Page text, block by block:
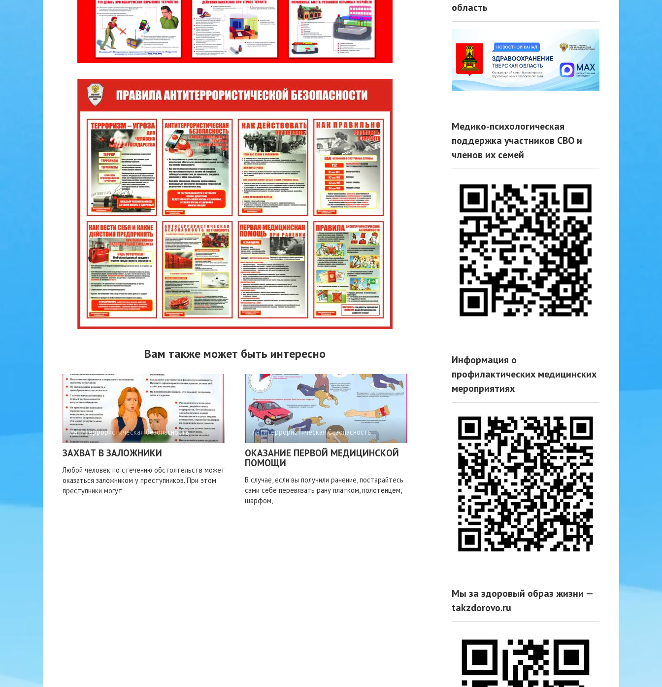
Вам также может быть интересно
Антитеррористическая безопасность
ЗАХВАТ В ЗАЛОЖНИКИ
Любой человек по стечению обстоятельств может
оказаться заложником у преступников. При этом
преступники могут
Антитеррористическая безопасность
ОКАЗАНИЕ ПЕРВОЙ МЕДИЦИНСКОЙ
ПОМОЩИ
В случае, если вы получили ранение, постарайтесь
сами себе перевязать рану платком, полотенцем,
шарфом,
область
Медико-психологическая
поддержка участников СВО и
членов их семей
Информация о
профилактических медицинских
мероприятиях
Мы за здоровый образ жизни —
takzdorovo.ru